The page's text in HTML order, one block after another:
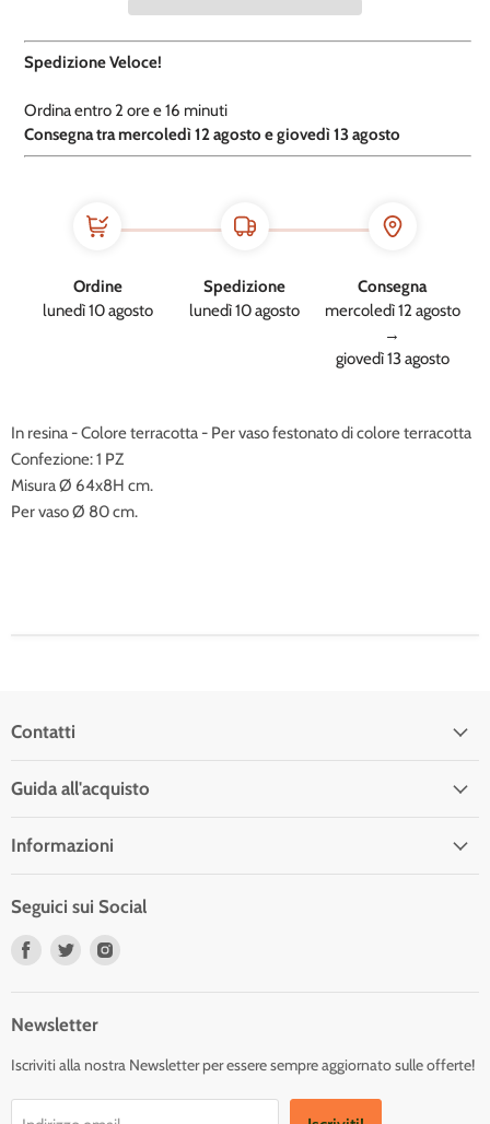
Spedizione Veloce!
Ordina entro 2 ore e16 minuti
​Consegna tra mercoledì 12 agosto e giovedì 13 agosto
Ordine
lunedì 10 agosto
Spedizione
lunedì 10 agosto
Consegna
mercoledì 12 agosto
→
giovedì 13 agosto
In resina - Colore terracotta - Per vaso festonato di colore terracotta
Confezione: 1 PZ
Misura Ø 64x8H cm.
Per vaso Ø 80 cm.
Contatti
Guida all'acquisto
Informazioni
Seguici sui Social
Trovaci
Trovaci
Newsletter
Iscriviti alla nostra Newsletter per essere sempre aggiornato sulle offerte!